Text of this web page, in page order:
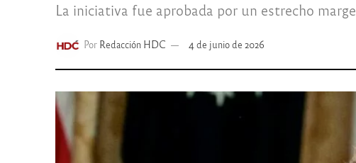
La iniciativa fue aprobada por un estrecho
Por Redacción HDC 4 de junio de 2026